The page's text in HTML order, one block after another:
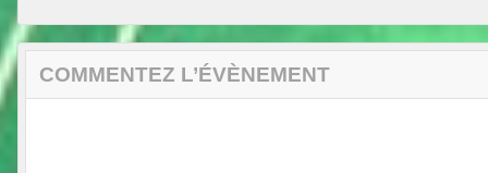
COMMENTEZ L’ÉVÈNEMENT